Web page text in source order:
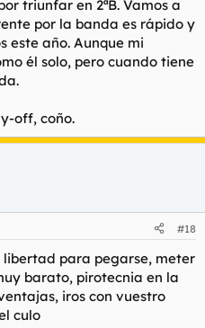
triunfar en 2ªB. Vamos a
por la banda es rápido y
este año. Aunque mi
él solo, pero cuando tiene
off, coño.
#18
libertad para pegarse, meter
barato, pirotecnia en la
iros con vuestro
culo